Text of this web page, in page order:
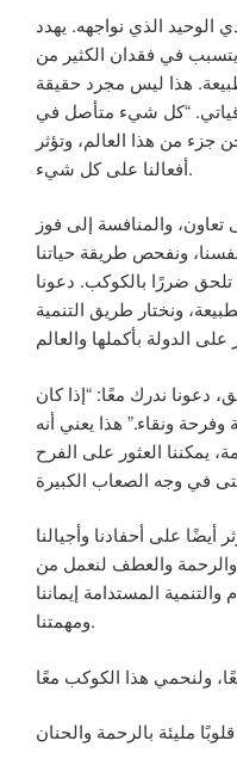
الذي نواجهه. يهدد
في فقدان الكثير من
هذا ليس مجرد حقيقة
“كل شيء متأصل في
جزء من هذا العالم، وتؤثر
أفعالنا على كل شيء.
تعاون، والمنافسة إلى فوز
ونفحص طريقة حياتنا
تلحق ضررًا بالكوكب. دعونا
ونختار طريق التنمية
دعونا ندرك معًا: “إذا كان
وفرحة ونقاء.” هذا يعني أنه
يمكننا العثور على الفرح
أيضًا على أحفادنا وأجيالنا
والرحمة والعطف لنعمل من
المستدامة إيماننا
ومهمتنا.